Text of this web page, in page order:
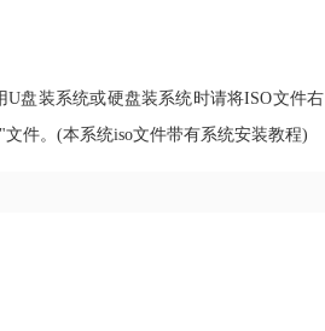
盘装系统或硬盘装系统时请将ISO文件右
件。(本系统iso文件带有系统安装教程)